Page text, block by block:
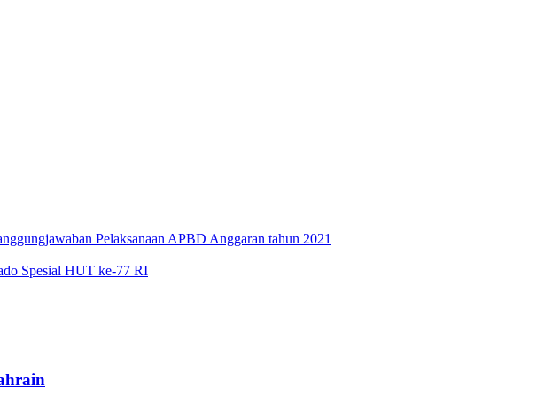
Pelaksanaan APBD Anggaran tahun 2021
Spesial HUT ke-77 RI